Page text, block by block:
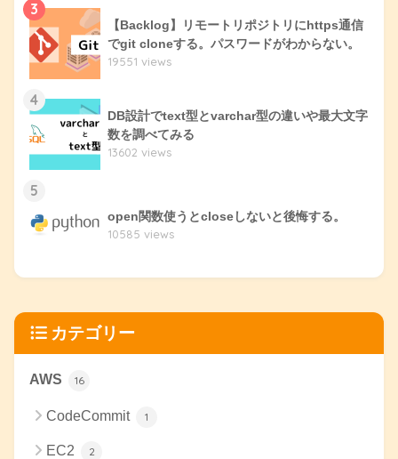
3
【Backlog】リモートリポジトリにhttps通信
でgit cloneする。パスワードがわからない。
19551 views
4
DB設計でtext型とvarchar型の違いや最大文字
数を調べてみる
13602 views
5
open関数使うとcloseしないと後悔する。
10585 views
カテゴリー
AWS 16
CodeCommit 1
EC2 2